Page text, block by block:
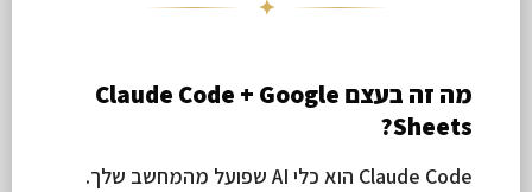
✦
מה זה בעצם Claude Code + Google
Sheets?
Claude Code הוא כלי AI שפועל מהמחשב שלך.